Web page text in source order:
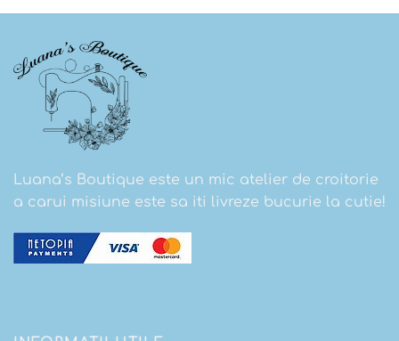
Luana’s Boutique este un mic atelier de croitorie
a carui misiune este sa iti livreze bucurie la cutie!